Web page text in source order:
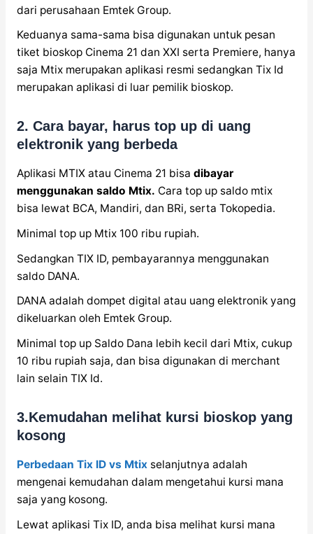
dari perusahaan Emtek Group.
Keduanya sama-sama bisa digunakan untuk pesan
tiket bioskop Cinema 21 dan XXI serta Premiere, hanya
saja Mtix merupakan aplikasi resmi sedangkan Tix Id
merupakan aplikasi di luar pemilik bioskop.
2. Cara bayar, harus top up di uang
elektronik yang berbeda
Aplikasi MTIX atau Cinema 21 bisa dibayar
menggunakan saldo Mtix. Cara top up saldo mtix
bisa lewat BCA, Mandiri, dan BRi, serta Tokopedia.
Minimal top up Mtix 100 ribu rupiah.
Sedangkan TIX ID, pembayarannya menggunakan
saldo DANA.
DANA adalah dompet digital atau uang elektronik yang
dikeluarkan oleh Emtek Group.
Minimal top up Saldo Dana lebih kecil dari Mtix, cukup
10 ribu rupiah saja, dan bisa digunakan di merchant
lain selain TIX Id.
3.Kemudahan melihat kursi bioskop yang
kosong
Perbedaan Tix ID vs Mtix selanjutnya adalah
mengenai kemudahan dalam mengetahui kursi mana
saja yang kosong.
Lewat aplikasi Tix ID, anda bisa melihat kursi mana